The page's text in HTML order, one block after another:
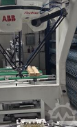
DA MÁQUINA
do painel
CA
Corrente
15 A
de fonte de
Braço
Ac Eeck